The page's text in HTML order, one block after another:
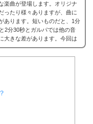
楽曲が登場します。オリジナ
ったり様々ありますが、曲に
あります。短いものだと、1分
2分30秒とガルパでは他の音
大きな差があります。今回は
い曲、短い曲のまとめや、イ
曲などをまとめました。楽曲
) ↓別タブで見る場合はこち